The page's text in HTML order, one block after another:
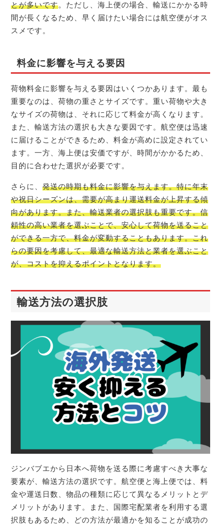
とが多いです。ただし、海上便の場合、輸送にかかる時
間が長くなるため、早く届けたい場合には航空便がオス
スメです。
料金に影響を与える要因
荷物料金に影響を与える要因はいくつかあります。最も
重要なのは、荷物の重さとサイズです。重い荷物や大き
なサイズの荷物は、それに応じて料金が高くなります。
また、輸送方法の選択も大きな要因です。航空便は迅速
に届けることができるため、料金が高めに設定されてい
ます。一方、海上便は安価ですが、時間がかかるため、
目的に合わせた選択が必要です。
さらに、発送の時期も料金に影響を与えます。特に年末
や祝日シーズンは、需要が高まり運送料金が上昇する傾
向があります。また、輸送業者の選択肢も重要です。信
頼性の高い業者を選ぶことで、安心して荷物を送ること
ができる一方で、料金が変動することもあります。これ
らの要因を考慮して、最適な輸送方法と業者を選ぶこと
が、コストを抑えるポイントとなります。
輸送方法の選択肢
ジンバブエから日本へ荷物を送る際に考慮すべき大事な
要素が、輸送方法の選択です。航空便と海上便では、料
金や運送日数、物品の種類に応じて異なるメリットとデ
メリットがあります。また、国際宅配業者を利用する選
択肢もあるため、どの方法が最適かを知ることが成功の